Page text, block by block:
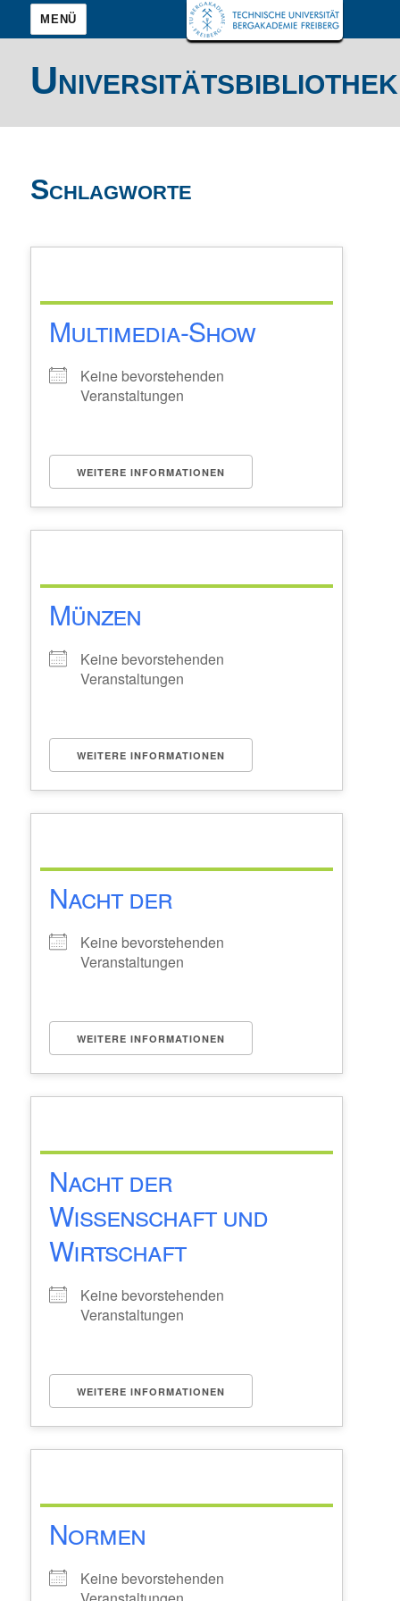
MENÜ
Universitätsbibliothek
Schlagworte
Multimedia-Show
Keine bevorstehenden
Veranstaltungen
WEITERE INFORMATIONEN
Münzen
Keine bevorstehenden
Veranstaltungen
WEITERE INFORMATIONEN
Nacht der
Keine bevorstehenden
Veranstaltungen
WEITERE INFORMATIONEN
Nacht der
Wissenschaft und
Wirtschaft
Keine bevorstehenden
Veranstaltungen
WEITERE INFORMATIONEN
Normen
Keine bevorstehenden